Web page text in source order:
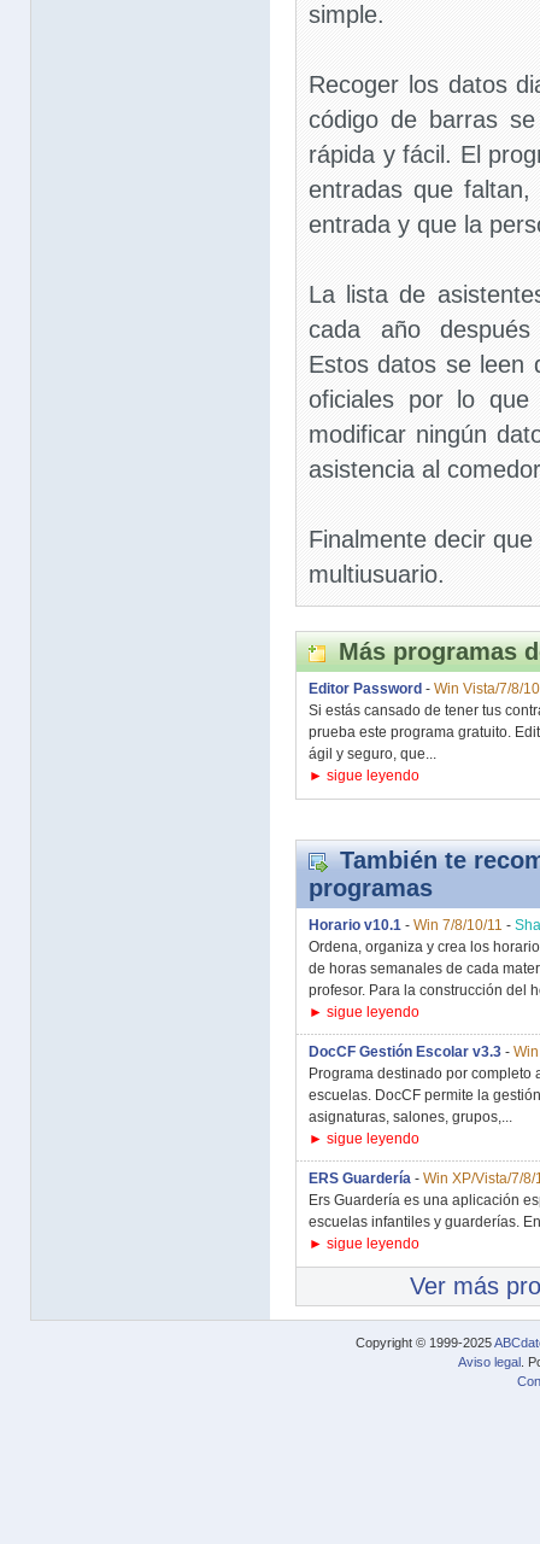
simple.
Recoger los datos
código de barras
rápida y fácil. El
entradas que
entrada y que la
La lista de
cada año
Estos datos se leen
oficiales por lo
modificar ningún
asistencia al
Finalmente decir que
multiusuario.
Más programas
Editor Password - Win Vista/7/8/10
Si estás cansado de tener tus
prueba este programa gratuito.
ágil y seguro, que...
► sigue leyendo
También te
programas
Horario v10.1 - Win 7/8/10/11 -
Ordena, organiza y crea los
de horas semanales de cada
profesor. Para la construcción del
► sigue leyendo
DocCF Gestión Escolar v3.3 -
Programa destinado por
escuelas. DocCF permite la
asignaturas, salones, grupos,...
► sigue leyendo
ERS Guardería - Win XP/Vista/7/8/
Ers Guardería es una aplicación
escuelas infantiles y guarderías.
► sigue leyendo
Ver más
Copyright © 1999-2025
Aviso legal .